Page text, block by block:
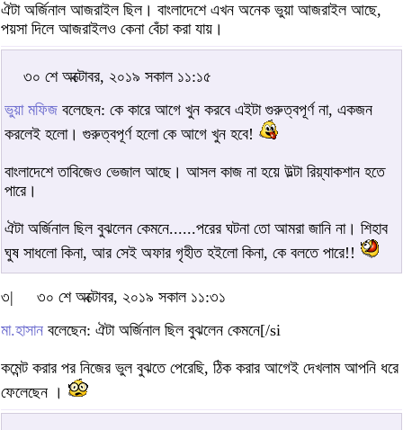
ঐটা অর্জিনাল আজরাইল ছিল। বাংলাদেশে এখন অনেক ভুয়া আজরাইল আছে,
পয়সা দিলে আজরাইলও কেনা বেঁচা করা যায়।
৩০ শে অক্টোবর, ২০১৯ সকাল ১১:১৫
ভুয়া মফিজ বলেছেন: কে কারে আগে খুন করবে এইটা গুরুত্বপূর্ণ না, একজন
করলেই হলো। গুরুত্বপূর্ণ হলো কে আগে খুন হবে!
বাংলাদেশে তাবিজেও ভেজাল আছে। আসল কাজ না হয়ে উল্টা রিয়্যাকশান হতে
পারে।
ঐটা অর্জিনাল ছিল বুঝলেন কেমনে......পরের ঘটনা তো আমরা জানি না। শিহাব
ঘুষ সাধলো কিনা, আর সেই অফার গৃহীত হইলো কিনা, কে বলতে পারে!!
৩|
৩০ শে অক্টোবর, ২০১৯ সকাল ১১:৩১
মা.হাসান বলেছেন: ঐটা অর্জিনাল ছিল বুঝলেন কেমনে[/si
কমেন্ট করার পর নিজের ভুল বুঝতে পেরেছি, ঠিক করার আগেই দেখলাম আপনি ধরে
ফেলেছেন ।